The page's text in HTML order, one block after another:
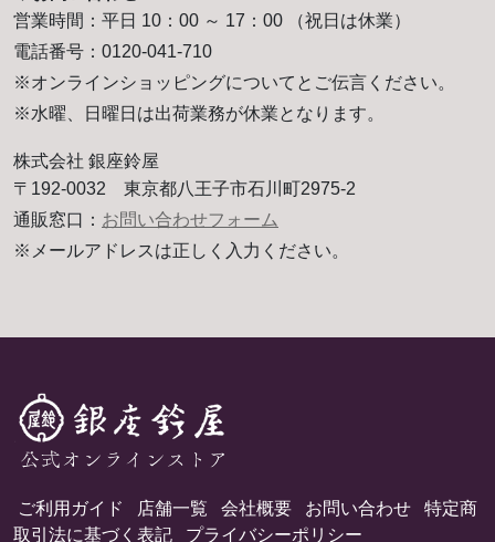
営業時間：平日 10：00 ～ 17：00 （祝日は休業）
電話番号：0120-041-710
※オンラインショッピングについてとご伝言ください。
※水曜、日曜日は出荷業務が休業となります。
株式会社 銀座鈴屋
〒192-0032 東京都八王子市石川町2975-2
通販窓口： お問い合わせフォーム
※メールアドレスは正しく入力ください。
ご利用ガイド 店舗一覧 会社概要 お問い合わせ 特定商
取引法に基づく表記 プライバシーポリシー